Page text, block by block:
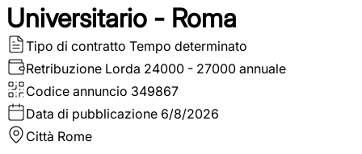
Universitario - Roma
Tipo di contratto Tempo determinato
Retribuzione Lorda 24000 - 27000 annuale
Codice annuncio 349867
Data di pubblicazione 6/8/2026
Città Rome